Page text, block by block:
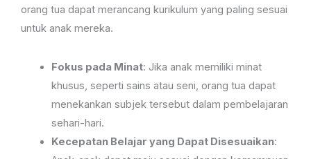
orang tua dapat merancang kurikulum yang paling sesuai
untuk anak mereka.
Fokus pada Minat: Jika anak memiliki minat
khusus, seperti sains atau seni, orang tua dapat
menekankan subjek tersebut dalam pembelajaran
sehari-hari.
Kecepatan Belajar yang Dapat Disesuaikan: